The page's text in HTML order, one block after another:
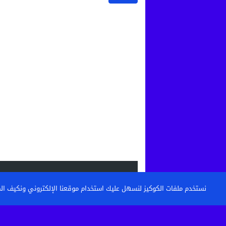
القنيطرة: تكوين حراس الأمن وأعوان
خطوة نحو مستشفى أكثر...
نستخدم ملفات الكوكيز لنسهل عليك استخدام موقعنا الإلكتروني ونكيف